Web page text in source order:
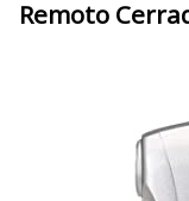
Remoto